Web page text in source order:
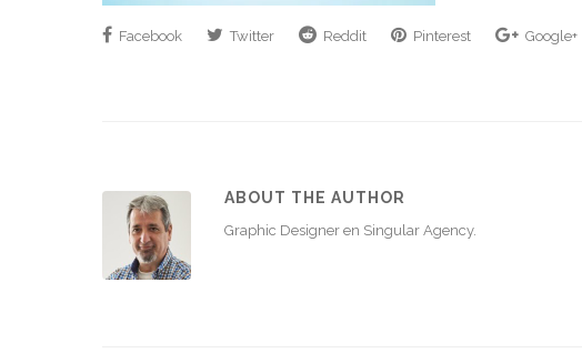
Facebook Twitter Reddit Pinterest Google+
ABOUT THE AUTHOR
Graphic Designer en Singular Agency.